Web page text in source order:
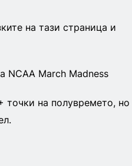
на тази страница и
NCAA March Madness
точки на полувремето, но